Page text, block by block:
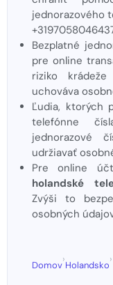
jednorazového
Bezplatné
pre online
riziko
uchováva
Ľudia, ktorých
telefónne
jednorazové
udržiavať
Pre online
holandské
Zvýši to
osobných
Domov
›
Holandsko
›